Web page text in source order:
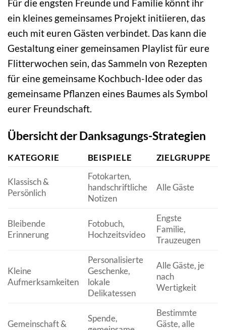
Für die engsten Freunde und Familie könnt ihr
ein kleines gemeinsames Projekt initiieren, das
euch mit euren Gästen verbindet. Das kann die
Gestaltung einer gemeinsamen Playlist für eure
Flitterwochen sein, das Sammeln von Rezepten
für eine gemeinsame Kochbuch-Idee oder das
gemeinsame Pflanzen eines Baumes als Symbol
eurer Freundschaft.
Übersicht der Danksagungs-Strategien
KATEGORIE BEISPIELE ZIELGRUPPE
Klassisch &
Persönlich
Fotokarten,
handschriftliche
Notizen
Alle Gäste
Bleibende
Erinnerung
Fotobuch,
Hochzeitsvideo
Engste
Familie,
Trauzeugen
Kleine
Aufmerksamkeiten
Personalisierte
Geschenke,
lokale
Delikatessen
Alle Gäste, je
nach
Wertigkeit
Gemeinschaft &
Spende,
Bestimmte
Gäste, alle